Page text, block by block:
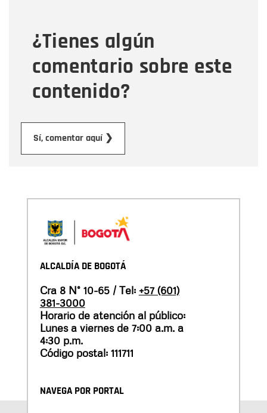
¿Tienes algún
comentario sobre este
contenido?
Sí, comentar aquí ❯
Mensaje
ALCALDÍA DE BOGOTÁ
Cra 8 N° 10-65 / Tel: +57 (601)
381-3000
Horario de atención al público:
Lunes a viernes de 7:00 a.m. a
4:30 p.m.
Código postal: 111711
NAVEGA POR PORTAL